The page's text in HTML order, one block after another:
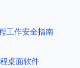
工作安全指南
桌面软件